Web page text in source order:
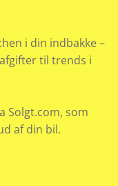
i din indbakke –
til trends i
Solgt.com, som
af din bil.